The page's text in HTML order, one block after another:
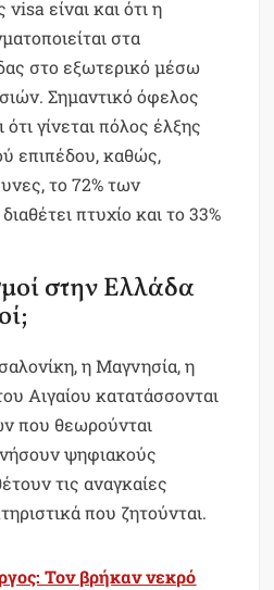
είναι και ότι η
στα
στο εξωτερικό μέσω
Σημαντικό όφελος
ότι γίνεται πόλος έλξης
επιπέδου, καθώς,
το 72% των
πτυχίο και το 33%
στην Ελλάδα
η Μαγνησία, η
Αιγαίου κατατάσσονται
που θεωρούνται
ψηφιακούς
τις αναγκαίες
που ζητούνται.
Τον βρήκαν νεκρό